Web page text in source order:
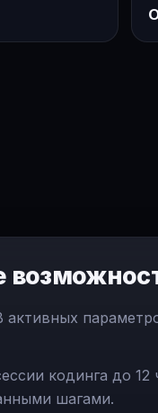
активных
кодинга до 12
шагами.